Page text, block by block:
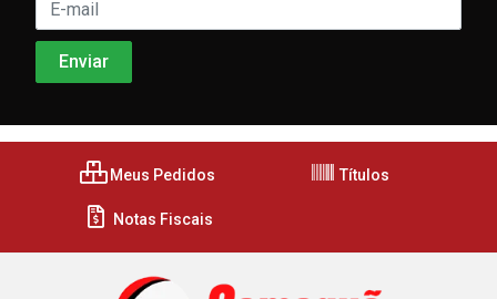
Meus Pedidos Títulos
Notas Fiscais